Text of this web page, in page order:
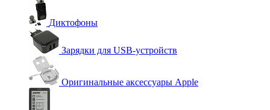
Диктофоны
Зарядки для USB-устройств
Оригинальные аксессуары Apple